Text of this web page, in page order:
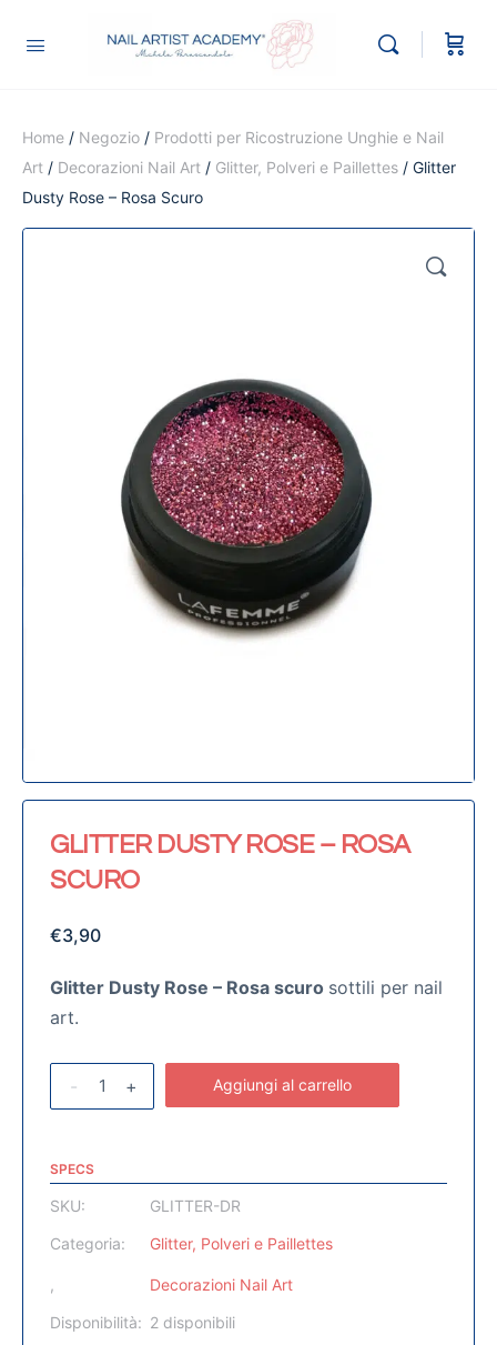
Home / Negozio / Prodotti per Ricostruzione Unghie e Nail
Art / Decorazioni Nail Art / Glitter, Polveri e Paillettes / Glitter
Dusty Rose – Rosa Scuro
🔍
GLITTER DUSTY ROSE – ROSA
SCURO
€3,90
Glitter Dusty Rose – Rosa scuro sottili per nail
art.
- + Aggiungi al carrello
SPECS
SKU:
GLITTER-DR
Categoria:
Glitter, Polveri e Paillettes
,
Decorazioni Nail Art
Disponibilità: 2 disponibili